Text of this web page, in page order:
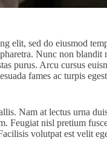
elit, sed do eiusmod
Nunc non
purus. Arcu cursus
fames ac turpis
Nam at lectus urna
Feugiat nisl pretium
volutpat est velit